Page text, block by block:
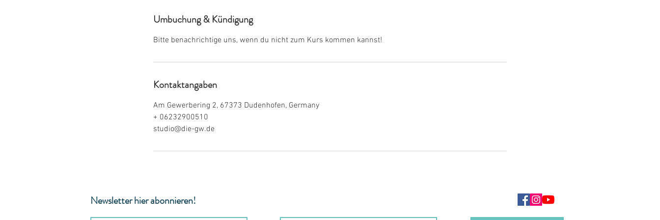
Umbuchung & Kündigung
Bitte benachrichtige uns, wenn du nicht zum Kurs kommen kannst!
Kontaktangaben
Am Gewerbering 2, 67373 Dudenhofen, Germany
+ 06232900510
studio@die-gw.de
Newsletter hier abonnieren!